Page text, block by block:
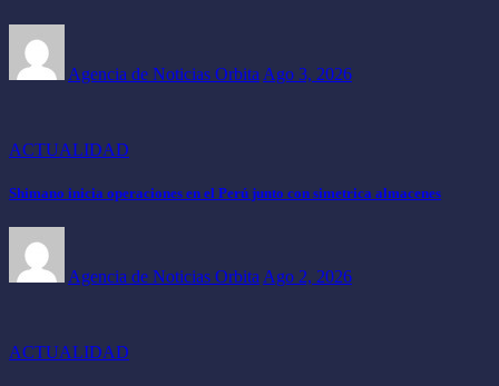
Agencia de Noticias Orbita Ago 3, 2026
ACTUALIDAD
Shimano inicia operaciones en el Perú junto con simetrica almacenes
Agencia de Noticias Orbita Ago 2, 2026
ACTUALIDAD